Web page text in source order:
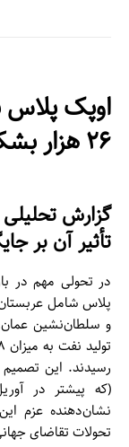
اوپک پلاس
۲۶ هزار بشکه‌ای عراق موافقت کرد
گزارش
تأثیر آن بر
در تحولی مهم در
پلاس شامل عربستان
و سلطان‌نشین
رسیدند. این تصمیم
نشان‌دهنده عزم
تحولات تقاضای